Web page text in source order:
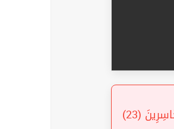
« قَالَا رَبَّنَا ظَلَمْنَا أَنْفُسَنَا وَإِنْ لَمْ تَغْفِرْ لَنَا وَتَرْحَمْنَا لَنَكُونَنَّ مِنَ الْخَاسِرِينَ (23)